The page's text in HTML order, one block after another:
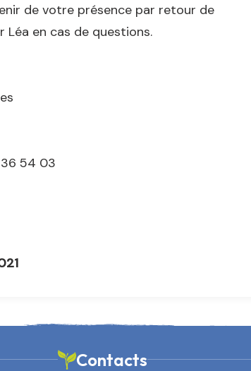
de votre présence par retour de
Léa en cas de questions.
54 03
Contacts